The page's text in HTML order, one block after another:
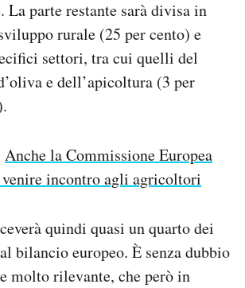
La parte restante sarà divisa in
rurale (25 per cento) e
settori, tra cui quelli del
e dell’apicoltura (3 per
Anche la Commissione Europea
venire incontro agli agricoltori
quindi quasi un quarto dei
bilancio europeo. È senza dubbio
molto rilevante, che però in